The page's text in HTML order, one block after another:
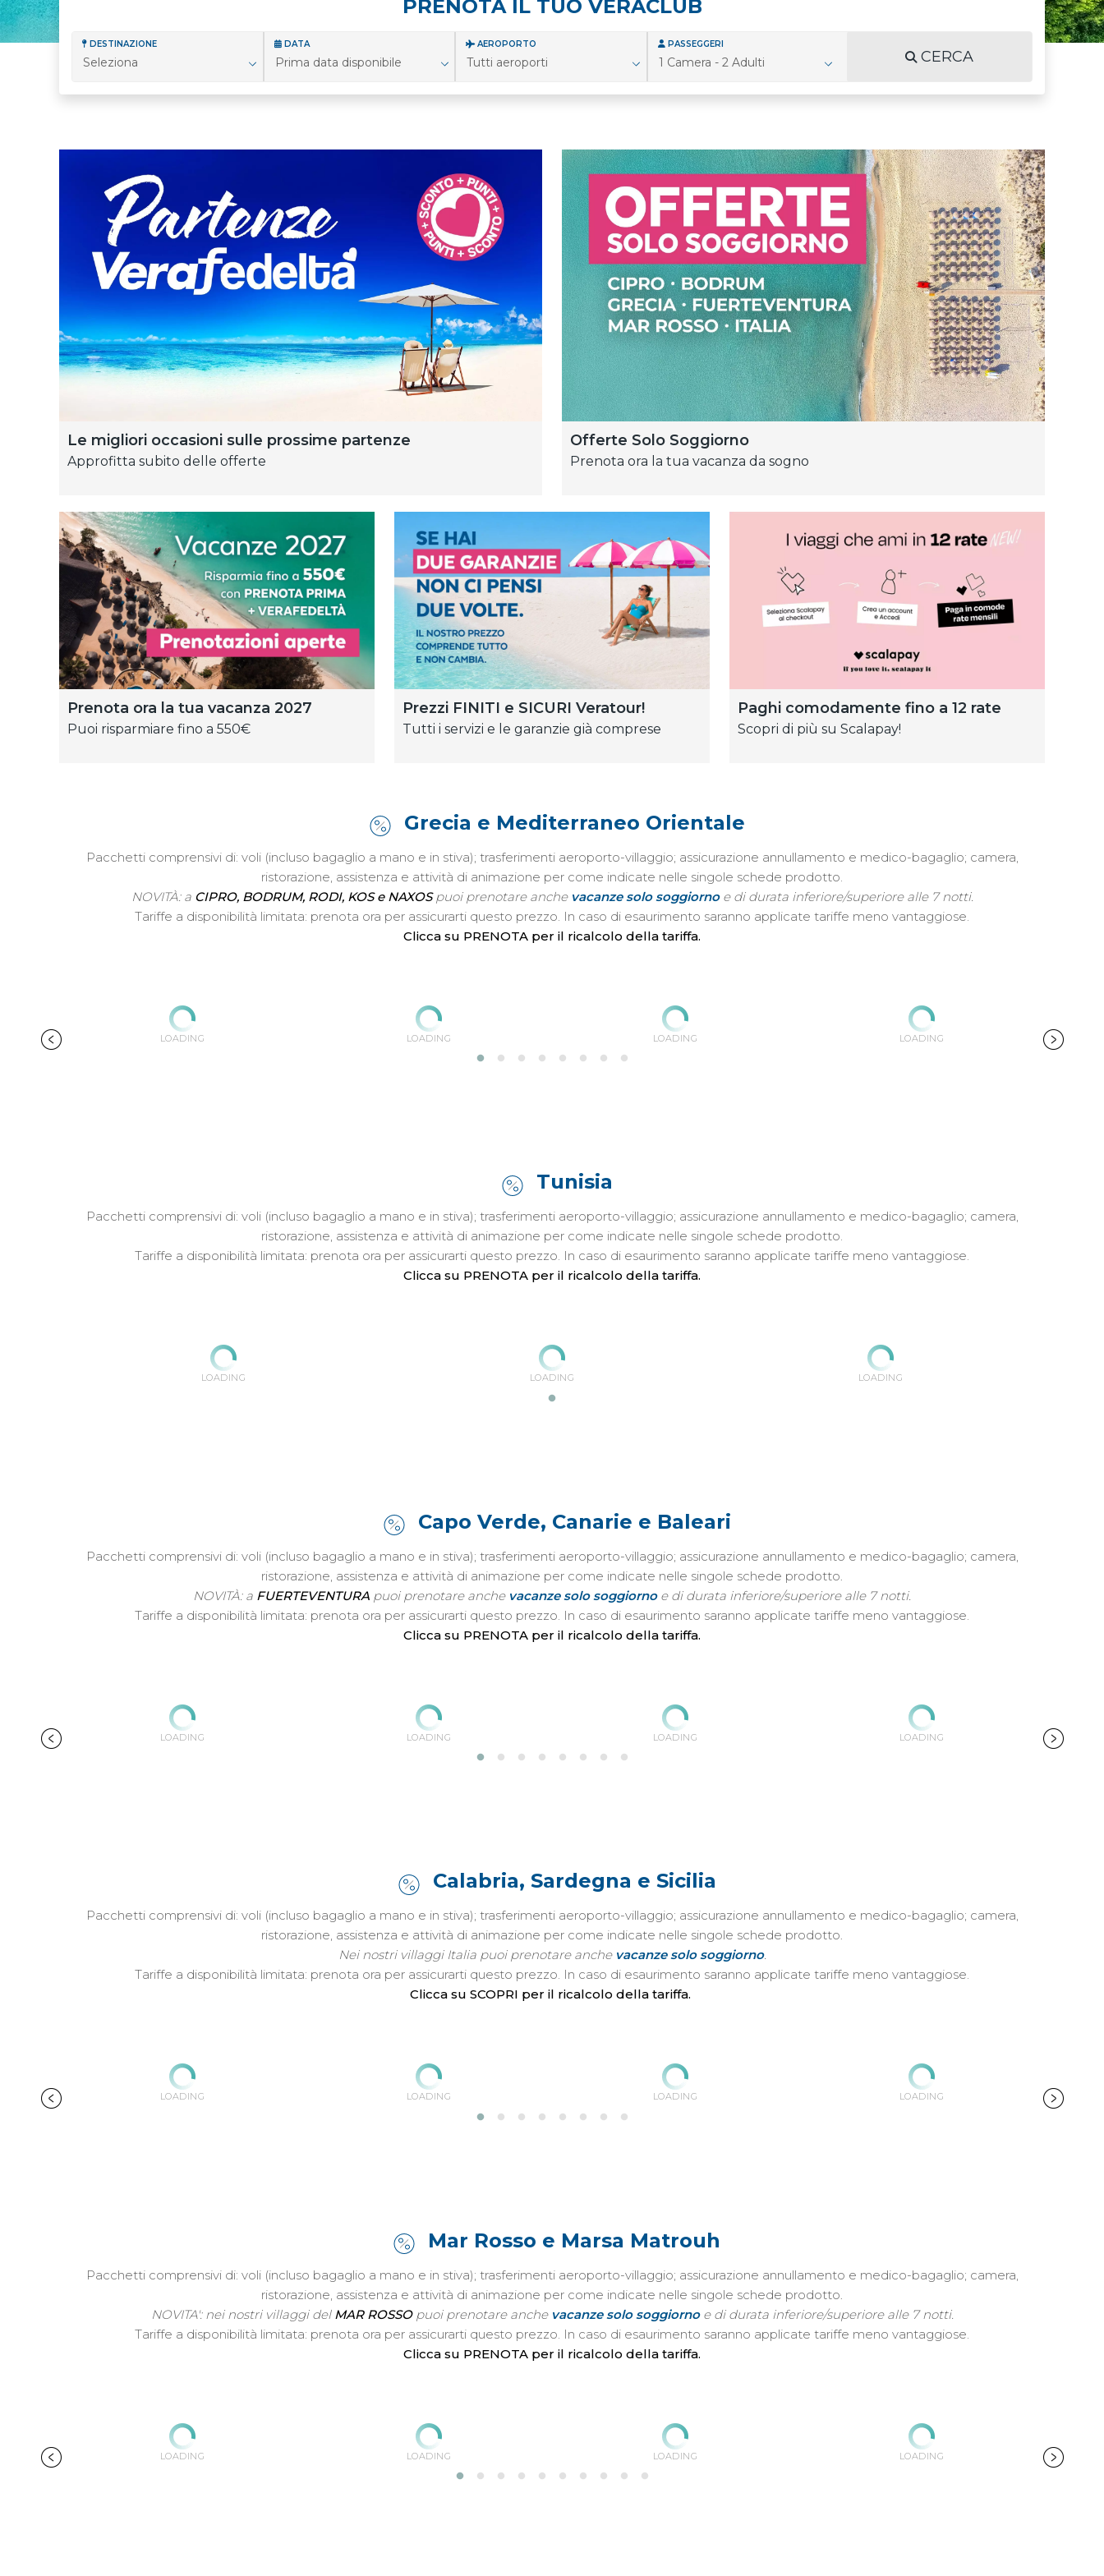
PRENOTA IL TUO VERACLUB
DESTINAZIONE DATA AEROPORTO PASSEGGERI
CERCA
Le migliori occasioni sulle prossime partenze
Approfitta subito delle offerte
Offerte Solo Soggiorno
Prenota ora la tua vacanza da sogno
Prenota ora la tua vacanza 2027
Puoi risparmiare fino a 550€
Prezzi FINITI e SICURI Veratour!
Tutti i servizi e le garanzie già comprese
Paghi comodamente fino a 12 rate
Scopri di più su Scalapay!
Grecia e Mediterraneo Orientale
Pacchetti comprensivi di: voli (incluso bagaglio a mano e in stiva); trasferimenti aeroporto-villaggio; assicurazione annullamento e medico-bagaglio; camera,
ristorazione, assistenza e attività di animazione per come indicate nelle singole schede prodotto.
NOVITÀ: a CIPRO, BODRUM, RODI, KOS e NAXOSpuoi prenotare anche vacanze solo soggiornoe di durata inferiore/superiore alle 7 notti.
Tariffe a disponibilità limitata: prenota ora per assicurarti questo prezzo. In caso di esaurimento saranno applicate tariffe meno vantaggiose.
Clicca su PRENOTA per il ricalcolo della tariffa.
LOADING LOADING LOADING LOADING
Tunisia
Pacchetti comprensivi di: voli (incluso bagaglio a mano e in stiva); trasferimenti aeroporto-villaggio; assicurazione annullamento e medico-bagaglio; camera,
ristorazione, assistenza e attività di animazione per come indicate nelle singole schede prodotto.
Tariffe a disponibilità limitata: prenota ora per assicurarti questo prezzo. In caso di esaurimento saranno applicate tariffe meno vantaggiose.
Clicca su PRENOTA per il ricalcolo della tariffa.
LOADING LOADING LOADING
Capo Verde, Canarie e Baleari
Pacchetti comprensivi di: voli (incluso bagaglio a mano e in stiva); trasferimenti aeroporto-villaggio; assicurazione annullamento e medico-bagaglio; camera,
ristorazione, assistenza e attività di animazione per come indicate nelle singole schede prodotto
NOVITÀ: a FUERTEVENTURA puoi prenotare anche vacanze solo soggiornoe di durata inferiore/superiore alle 7 notti.
Tariffe a disponibilità limitata: prenota ora per assicurarti questo prezzo. In caso di esaurimento saranno applicate tariffe meno vantaggiose.
Clicca su PRENOTA per il ricalcolo della tariffa.
LOADING LOADING LOADING LOADING
Calabria, Sardegna e Sicilia
Pacchetti comprensivi di: voli (incluso bagaglio a mano e in stiva); trasferimenti aeroporto-villaggio; assicurazione annullamento e medico-bagaglio; camera,
ristorazione, assistenza e attività di animazione per come indicate nelle singole schede prodotto.
Nei nostri villaggi Italia puoi prenotare anche vacanze solo soggiorno.
Tariffe a disponibilità limitata: prenota ora per assicurarti questo prezzo. In caso di esaurimento saranno applicate tariffe meno vantaggiose.
Clicca su SCOPRI per il ricalcolo della tariffa.
LOADING LOADING LOADING LOADING
Mar Rosso e Marsa Matrouh
Pacchetti comprensivi di: voli (incluso bagaglio a mano e in stiva); trasferimenti aeroporto-villaggio; assicurazione annullamento e medico-bagaglio; camera,
ristorazione, assistenza e attività di animazione per come indicate nelle singole schede prodotto
NOVITA': nei nostri villaggi del MAR ROSSOpuoi prenotare anche vacanze solo soggiornoe di durata inferiore/superiore alle 7 notti.
Tariffe a disponibilità limitata: prenota ora per assicurarti questo prezzo. In caso di esaurimento saranno applicate tariffe meno vantaggiose.
Clicca su PRENOTA per il ricalcolo della tariffa.
LOADING LOADING LOADING LOADING